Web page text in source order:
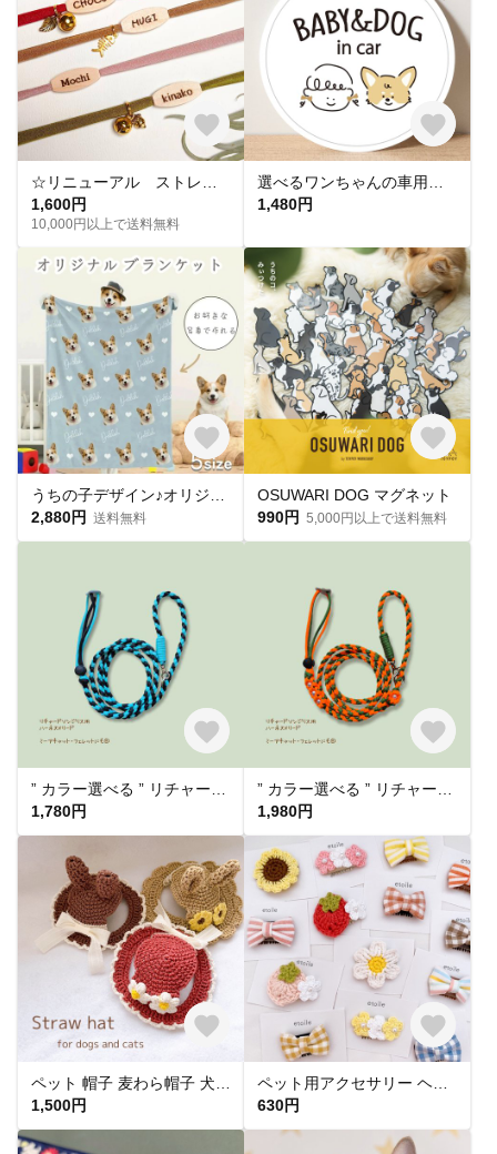
1,600円
10,000円以上で送料無料
1,480円
2,880円 送料無料
OSUWARI DOG マグネット
990円 5,000円以上で送料無料
1,780円
1,980円
1,500円
630円